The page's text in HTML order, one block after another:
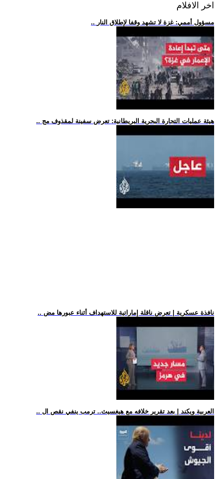
اخر الافلام
.. مسؤول أممي: غزة لا تشهد وقفا لإطلاق النار
.. هيئة عمليات التجارة البحرية البريطانية: تعرض سفينة لمقذوف مج
.. نافذة عسكرية | تعرض ناقلة إماراتية للاستهداف أثناء عبورها مض
.. العربية ويكند | بعد تقرير خلافه مع هيغسيث.. ترمب ينفي نقص ال